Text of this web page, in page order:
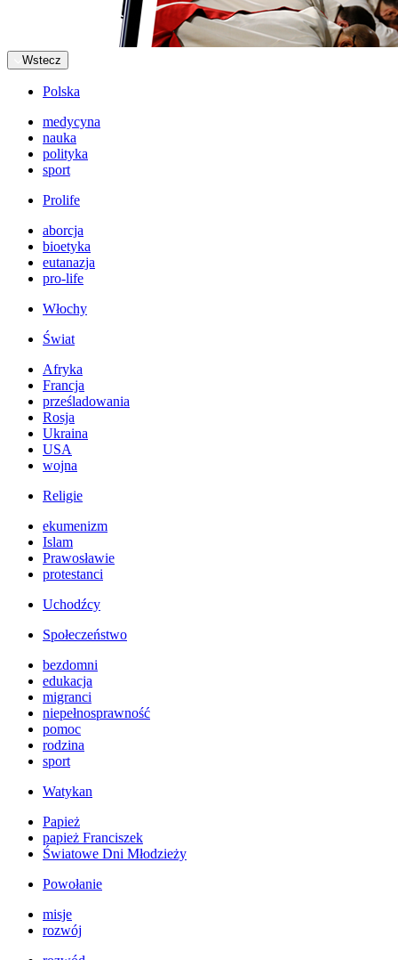
Wstecz
Polska
medycyna
nauka
polityka
sport
Prolife
aborcja
bioetyka
eutanazja
pro-life
Włochy
Świat
Afryka
Francja
prześladowania
Rosja
Ukraina
USA
wojna
Religie
ekumenizm
Islam
Prawosławie
protestanci
Uchodźcy
Społeczeństwo
bezdomni
edukacja
migranci
niepełnosprawność
pomoc
rodzina
sport
Watykan
Papież
papież Franciszek
Światowe Dni Młodzieży
Powołanie
misje
rozwój